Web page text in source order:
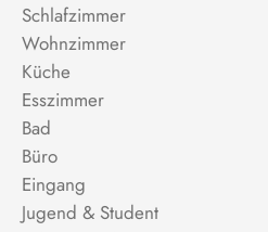
Schlafzimmer
Wohnzimmer
Küche
Esszimmer
Bad
Büro
Eingang
Jugend & Student